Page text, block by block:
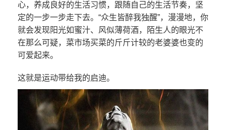
心，养成良好的生活习惯，跟随自己的生活节奏，坚
定的一步一步走下去。“众生皆醉我独醒”，漫漫地，你
就会发现阳光如蜜汁、风似薄荷酒，陌生人的眼光不
在那么可疑，菜市场买菜的斤斤计较的老婆婆也变的
可爱起来。
这就是运动带给我的启迪。